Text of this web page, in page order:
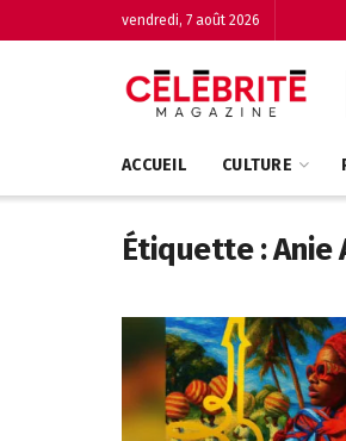
vendredi, 7 août 2026
ACCUEIL CULTURE
Étiquette :Anie